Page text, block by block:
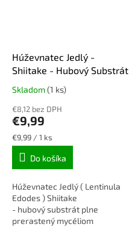
Húževnatec Jedlý -
Shiitake - Hubový Substrát
Priemerné
produktu
je
4,5
z
hviezdičiek.
Skladom(1 ks)
€8,12 bez DPH
€9,99
Jednotková
cena:
€9,99 / 1 ks
Do košíka
Húževnatec Jedlý ( Lentinula
Edodes ) Shiitake
- hubový substrát plne
prerastený mycéliom